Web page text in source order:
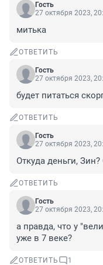
Гость
27 октября 2023,
митька
ОТВЕТИТЬ
Гость
27 октября 2023,
будет питаться
ОТВЕТИТЬ
Гость
27 октября 2023,
Откуда деньги,
ОТВЕТИТЬ
Гость
27 октября 2023,
а правда, что у
уже в 7 веке?
ОТВЕТИТЬ 1